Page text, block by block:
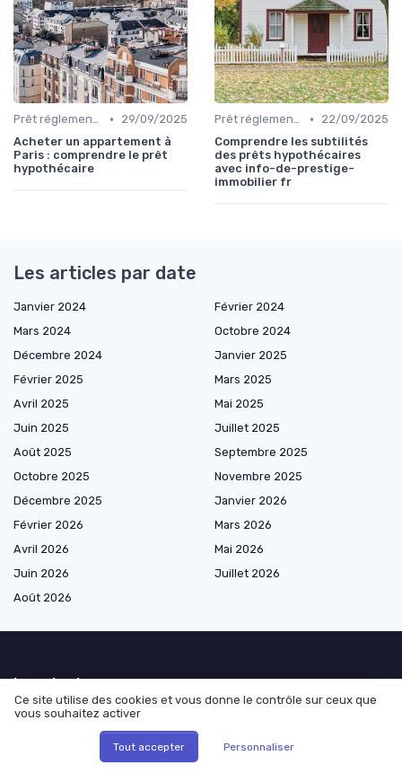
Prêt réglementé (PTZ, PAS) •
29/09/2025
Acheter un appartement à
Paris : comprendre le prêt
hypothécaire
Prêt réglementé (PTZ, PAS) •
22/09/2025
Comprendre les subtilités
des prêts hypothécaires
avec info-de-prestige-
immobilier fr
Les articles par date
Janvier 2024
Février 2024
Mars 2024
Octobre 2024
Décembre 2024
Janvier 2025
Février 2025
Mars 2025
Avril 2025
Mai 2025
Juin 2025
Juillet 2025
Août 2025
Septembre 2025
Octobre 2025
Novembre 2025
Décembre 2025
Janvier 2026
Février 2026
Mars 2026
Avril 2026
Mai 2026
Juin 2026
Juillet 2026
Août 2026
Les plus lus
Comment effectuer une demande de prêt CAF en ligne facilement
Comprendre la promesse d'affectation hypothécaire
Ce site utilise des cookies et vous donne le contrôle sur ceux que
vous souhaitez activer
Tout accepter Personnaliser